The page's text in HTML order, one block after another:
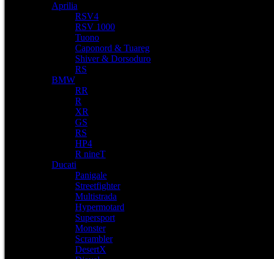
Aprilia
RSV4
RSV 1000
Tuono
Caponord & Tuareg
Shiver & Dorsoduro
RS
BMW
RR
R
XR
GS
RS
HP4
R nineT
Ducati
Panigale
Streetfighter
Multistrada
Hypermotard
Supersport
Monster
Scrambler
DesertX